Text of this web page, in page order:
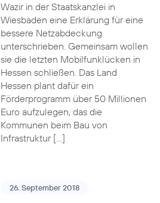
Wazir in der Staatskanzlei in
Wiesbaden eine Erklärung für eine
bessere Netzabdeckung
unterschrieben. Gemeinsam wollen
sie die letzten Mobilfunklücken in
Hessen schließen. Das Land
Hessen plant dafür ein
Förderprogramm über 50 Millionen
Euro aufzulegen, das die
Kommunen beim Bau von
Infrastruktur […]
26. September 2018